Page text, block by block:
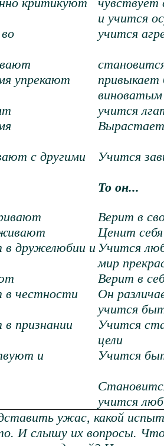
и учится
учится
упрекают
привыкает
виноватым
учится
с другими
Учится
То он...
Верит в
Ценит себя
в дружелюбии и Учится
мир
Верит в
в честности
Он
учится
признании
Учится
цели
и
Учится
учится
ужас, какой
И слышу их вопросы.